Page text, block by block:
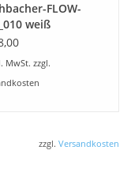
FLOW-
weiß
MwSt. zzgl.
zzgl. Versandkosten